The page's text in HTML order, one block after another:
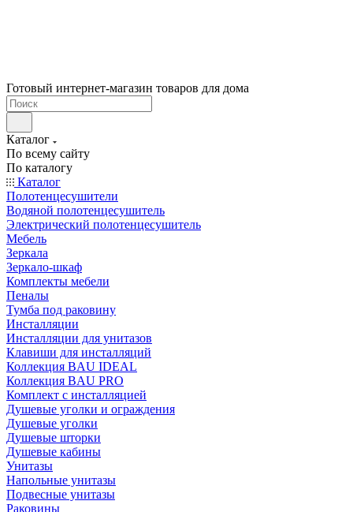
Готовый интернет-магазин товаров для дома
Каталог
По всему сайту
По каталогу
Каталог
Полотенцесушители
Водяной полотенцесушитель
Электрический полотенцесушитель
Мебель
Зеркала
Зеркало-шкаф
Комплекты мебели
Пеналы
Тумба под раковину
Инсталляции
Инсталляции для унитазов
Клавиши для инсталляций
Коллекция BAU IDEAL
Коллекция BAU PRO
Комплект с инсталляцией
Душевые уголки и ограждения
Душевые уголки
Душевые шторки
Душевые кабины
Унитазы
Напольные унитазы
Подвесные унитазы
Раковины